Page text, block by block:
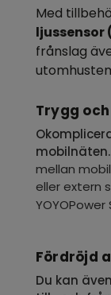
Med
ljussensor
frånslag
Trygg
mobilnäten.
mellan
eller extern
YOYOPower
Fördröjd
Du kan